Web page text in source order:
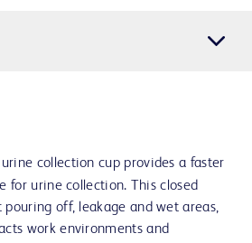
urine collection cup provides a faster
for urine collection. This closed
pouring off, leakage and wet areas,
work environments and